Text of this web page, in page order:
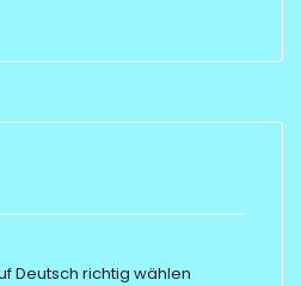
Deutsch richtig wählen